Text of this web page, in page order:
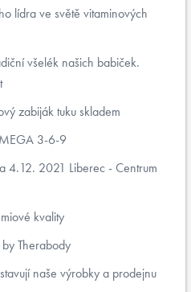
lídra ve světě vitaminových
všelék našich babiček.
zabiják tuku skladem
3-6-9
4.12. 2021 Liberec - Centrum
kvality
Therabody
naše výrobky a prodejnu